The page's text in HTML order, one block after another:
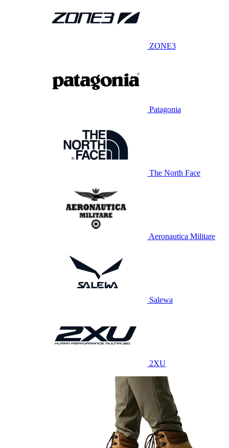
ZONE3
Patagonia
The North Face
Aeronautica Militare
Salewa
2XU